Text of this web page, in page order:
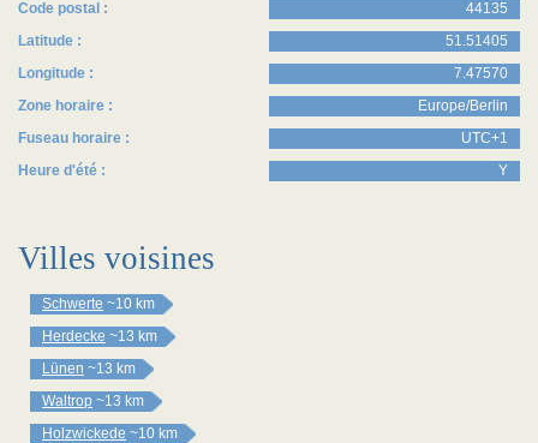
Code postal :
44135
Latitude :
51.51405
Longitude :
7.47570
Zone horaire :
Europe/Berlin
Fuseau horaire :
UTC+1
Heure d'été :
Y
Villes voisines
Schwerte ~10 km
Herdecke ~13 km
Lünen ~13 km
Waltrop ~13 km
Holzwickede ~10 km